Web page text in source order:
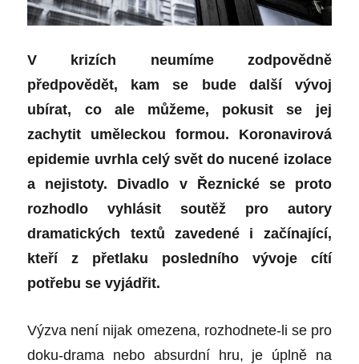
V krizích neumíme zodpovědně
předpovědět, kam se bude další vývoj
ubírat, co ale můžeme, pokusit se jej
zachytit uměleckou formou. Koronavirová
epidemie uvrhla celý svět do nucené izolace
a nejistoty. Divadlo v Řeznické se proto
rozhodlo vyhlásit soutěž pro autory
dramatických textů zavedené i začínající,
kteří z přetlaku posledního vývoje cítí
potřebu se vyjádřit.
Výzva není nijak omezena, rozhodnete-li se pro
doku-drama nebo absurdní hru, je úplně na